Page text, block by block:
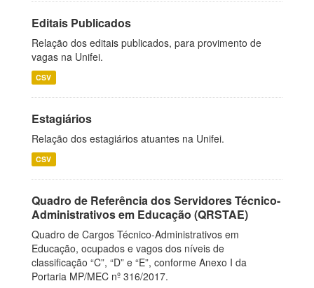
Editais Publicados
Relação dos editais publicados, para provimento de
vagas na Unifei.
CSV
Estagiários
Relação dos estagiários atuantes na Unifei.
CSV
Quadro de Referência dos Servidores Técnico-
Administrativos em Educação (QRSTAE)
Quadro de Cargos Técnico-Administrativos em
Educação, ocupados e vagos dos níveis de
classificação “C”, “D” e “E”, conforme Anexo I da
Portaria MP/MEC nº 316/2017.